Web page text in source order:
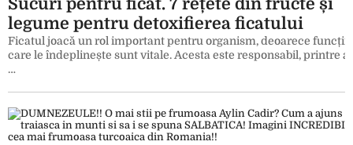
legume pentru detoxifierea ficatului
Ficatul joacă un rol important pentru organism, deoarece
care le îndeplinește sunt vitale. Acesta este responsabil, printre
…